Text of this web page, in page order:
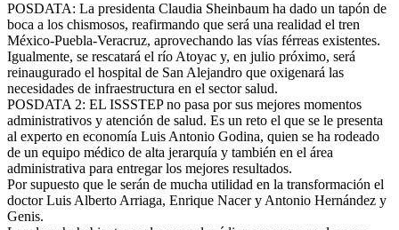
POSDATA: La presidenta Claudia Sheinbaum ha dado un tapón de
boca a los chismosos, reafirmando que será una realidad el tren
México-Puebla-Veracruz, aprovechando las vías férreas existentes.
Igualmente, se rescatará el río Atoyac y, en julio próximo, será
reinaugurado el hospital de San Alejandro que oxigenará las
necesidades de infraestructura en el sector salud.
POSDATA 2: EL ISSSTEP no pasa por sus mejores momentos
administrativos y atención de salud. Es un reto el que se le presenta
al experto en economía Luis Antonio Godina, quien se ha rodeado
de un equipo médico de alta jerarquía y también en el área
administrativa para entregar los mejores resultados.
Por supuesto que le serán de mucha utilidad en la transformación el
doctor Luis Alberto Arriaga, Enrique Nacer y Antonio Hernández y
Genis.